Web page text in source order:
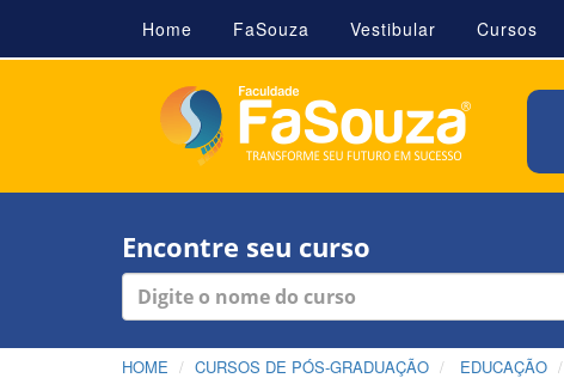
Home FaSouza Vestibular Cursos
Encontre seu curso
HOME CURSOS DE PÓS-GRADUAÇÃO EDUCAÇÃO